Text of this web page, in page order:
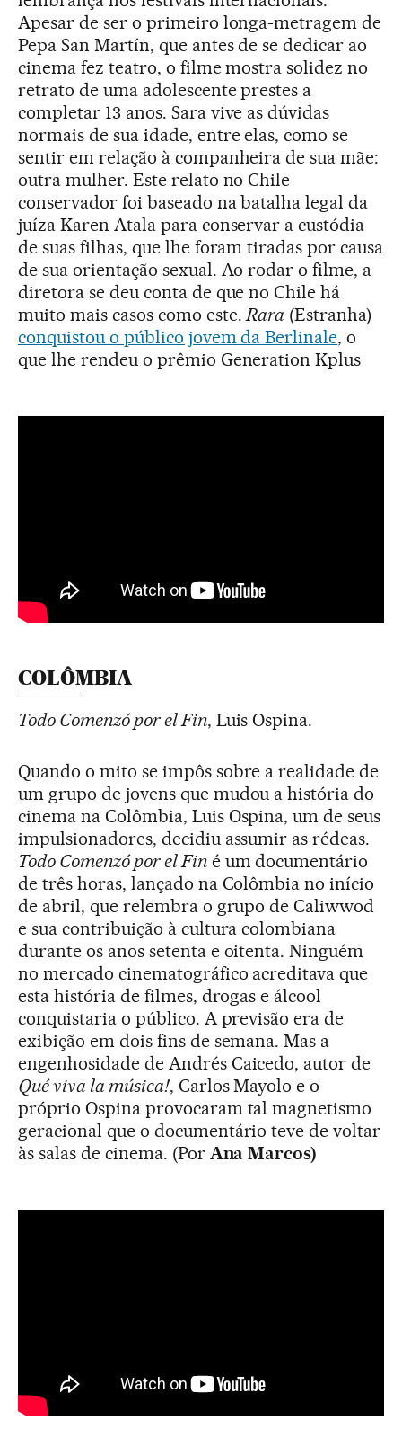
Apesar de ser o primeiro longa-metragem de
Pepa San Martín, que antes de se dedicar ao
cinema fez teatro, o filme mostra solidez no
retrato de uma adolescente prestes a
completar 13 anos. Sara vive as dúvidas
normais de sua idade, entre elas, como se
sentir em relação à companheira de sua mãe:
outra mulher. Este relato no Chile
conservador foi baseado na batalha legal da
juíza Karen Atala para conservar a custódia
de suas filhas, que lhe foram tiradas por causa
de sua orientação sexual. Ao rodar o filme, a
diretora se deu conta de que no Chile há
muito mais casos como este.Rara (Estranha)
conquistou o público jovem da Berlinale, o
que lhe rendeu o prêmio Generation Kplus
COLÔMBIA
Todo Comenzó por el Fin, Luis Ospina.
Quando o mito se impôs sobre a realidade de
um grupo de jovens que mudou a história do
cinema na Colômbia, Luis Ospina, um de seus
impulsionadores, decidiu assumir as rédeas.
Todo Comenzó por el Finé um documentário
de três horas, lançado na Colômbia no início
de abril, que relembra o grupo de Caliwwod
e sua contribuição à cultura colombiana
durante os anos setenta e oitenta. Ninguém
no mercado cinematográfico acreditava que
esta história de filmes, drogas e álcool
conquistaria o público. A previsão era de
exibição em dois fins de semana. Mas a
engenhosidade de Andrés Caicedo, autor de
Qué viva la música!, Carlos Mayolo e o
próprio Ospina provocaram tal magnetismo
geracional que o documentário teve de voltar
às salas de cinema. (Por Ana Marcos)